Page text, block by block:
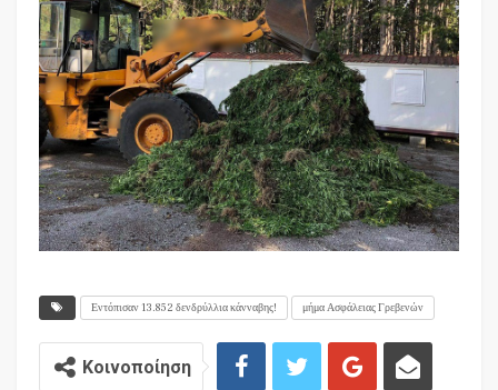
Εντόπισαν 13.852 δενδρύλλια κάνναβης! μήμα Ασφάλειας Γρεβενών
Κοινοποίηση